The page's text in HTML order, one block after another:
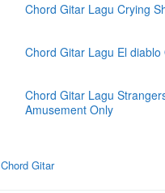
Chord Gitar Lagu Crying
Chord Gitar Lagu El
Chord Gitar Lagu
Amusement Only
Chord Gitar